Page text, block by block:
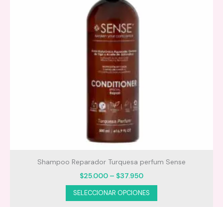
Shampoo Reparador Turquesa perfum Sense
$25.000 – $37.950Price
range:
$25.000
through
SELECCIONAR OPCIONES
producto